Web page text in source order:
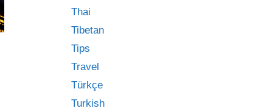
Thai
Tibetan
Tips
Travel
Türkçe
Turkish